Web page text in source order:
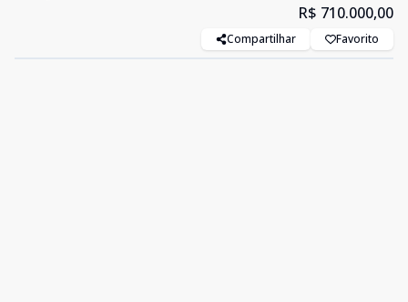
R$ 710.000,00
Compartilhar Favorito